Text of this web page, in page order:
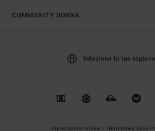
COMMUNITY DONNA
Seleziona la tua regione
Impostazioni cookie | Informativa Sulla